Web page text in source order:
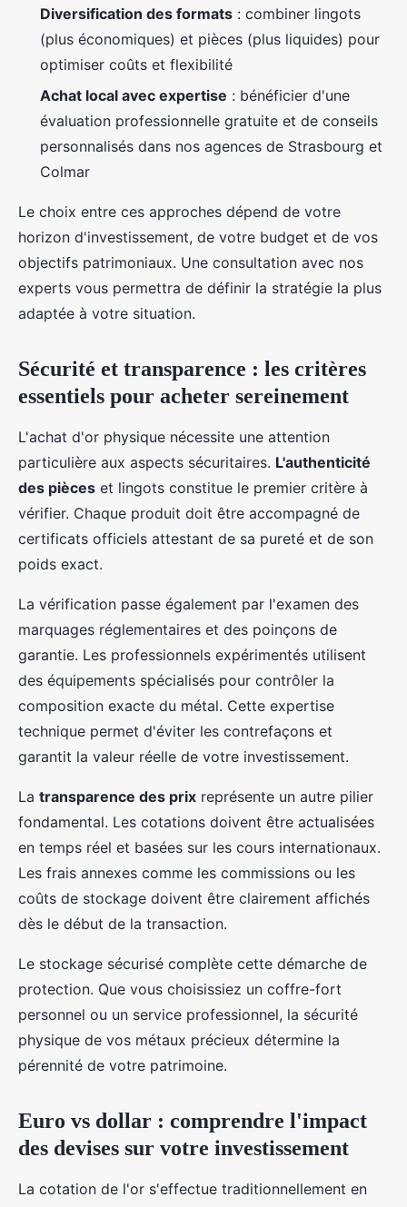
Diversification des formats : combiner lingots
(plus économiques) et pièces (plus liquides) pour
optimiser coûts et flexibilité
Achat local avec expertise : bénéficier d'une
évaluation professionnelle gratuite et de conseils
personnalisés dans nos agences de Strasbourg et
Colmar
Le choix entre ces approches dépend de votre
horizon d'investissement, de votre budget et de vos
objectifs patrimoniaux. Une consultation avec nos
experts vous permettra de définir la stratégie la plus
adaptée à votre situation.
Sécurité et transparence : les critères
essentiels pour acheter sereinement
L'achat d'or physique nécessite une attention
particulière aux aspects sécuritaires. L'authenticité
des pièces et lingots constitue le premier critère à
vérifier. Chaque produit doit être accompagné de
certificats officiels attestant de sa pureté et de son
poids exact.
La vérification passe également par l'examen des
marquages réglementaires et des poinçons de
garantie. Les professionnels expérimentés utilisent
des équipements spécialisés pour contrôler la
composition exacte du métal. Cette expertise
technique permet d'éviter les contrefaçons et
garantit la valeur réelle de votre investissement.
La transparence des prix représente un autre pilier
fondamental. Les cotations doivent être actualisées
en temps réel et basées sur les cours internationaux.
Les frais annexes comme les commissions ou les
coûts de stockage doivent être clairement affichés
dès le début de la transaction.
Le stockage sécurisé complète cette démarche de
protection. Que vous choisissiez un coffre-fort
personnel ou un service professionnel, la sécurité
physique de vos métaux précieux détermine la
pérennité de votre patrimoine.
Euro vs dollar : comprendre l'impact
des devises sur votre investissement
La cotation de l'or s'effectue traditionnellement en